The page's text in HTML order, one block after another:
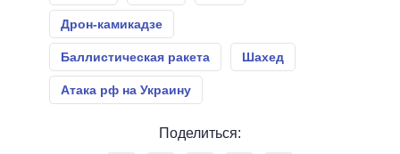
Дрон-камикадзе
Баллистическая ракета Шахед
Атака рф на Украину
Поделиться: